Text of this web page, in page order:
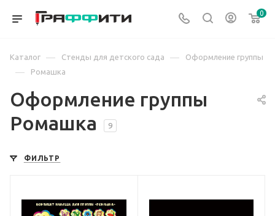
0
Каталог — Стенды для детского сада — Оформление группы
— Ромашка
Оформление группы
Ромашка
9
ФИЛЬТР